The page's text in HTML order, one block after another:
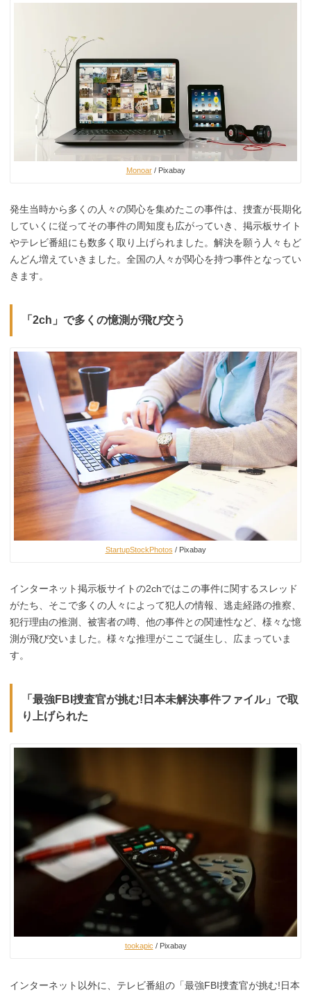
Monoar/ Pixabay
発生当時から多くの人々の関心を集めたこの事件は、捜査が長期化
していくに従ってその事件の周知度も広がっていき、掲示板サイト
やテレビ番組にも数多く取り上げられました。解決を願う人々もど
んどん増えていきました。全国の人々が関心を持つ事件となってい
きます。
「2ch」で多くの憶測が飛び交う
StartupStockPhotos / Pixabay
インターネット掲示板サイトの2chではこの事件に関するスレッド
がたち、そこで多くの人々によって犯人の情報、逃走経路の推察、
犯行理由の推測、被害者の噂、他の事件との関連性など、様々な憶
測が飛び交いました。様々な推理がここで誕生し、広まっていま
す。
「最強FBI捜査官が挑む!日本未解決事件ファイル」で取
り上げられた
tookapic / Pixabay
インターネット以外に、テレビ番組の「最強FBI捜査官が挑む!日本